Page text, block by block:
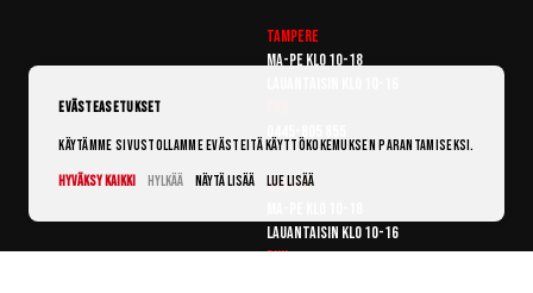
Tampere
Ma-pe klo 10-18
Vantaa
Lauantaisin klo 10-16
Puh:
Evästeasetukset
Käytämme sivustollamme evästeitä käyttökokemuksen parantamiseksi.
Hyväksy kaikki
Hylkää Näytä lisää Lue lisää